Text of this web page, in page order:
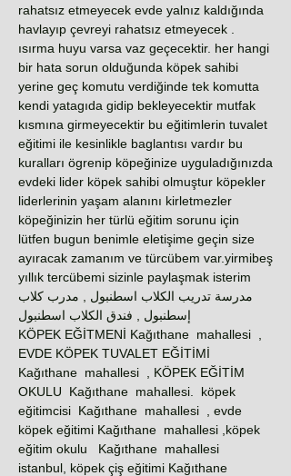
rahatsız etmeyecek evde yalnız kaldığında
havlayıp çevreyi rahatsız etmeyecek .
ısırma huyu varsa vaz geçecektir. her hangi
bir hata sorun olduğunda köpek sahibi
yerine geç komutu verdiğinde tek komutta
kendi yatagıda gidip bekleyecektir mutfak
kısmına girmeyecektir bu eğitimlerin tuvalet
eğitimi ile kesinlikle baglantısı vardır bu
kuralları ögrenip köpeğinize uyguladığınızda
evdeki lider köpek sahibi olmuştur köpekler
liderlerinin yaşam alanını kirletmezler
köpeğinizin her türlü eğitim sorunu için
lütfen bugun benimle eletişime geçin size
ayıracak zamanım ve türcübem var.yirmibeş
yıllık tercübemi sizinle paylaşmak isterim
مدرسة تدريب الكلاب اسطنبول , مدرب كلاب
إسطنبول , فندق الكلاب اسطنبول
KÖPEK EĞİTMENİ Kağıthane mahallesi ,
EVDE KÖPEK TUVALET EĞİTİMİ
Kağıthane mahallesi , KÖPEK EĞİTİM
OKULU Kağıthane mahallesi. köpek
eğitimcisi Kağıthane mahallesi , evde
köpek eğitimi Kağıthane mahallesi ,köpek
eğitim okulu Kağıthane mahallesi
istanbul, köpek çiş eğitimi Kağıthane